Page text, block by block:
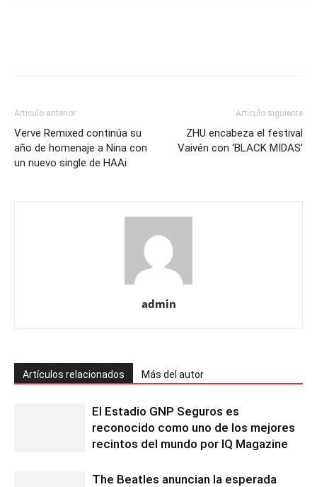
Artículo anterior
Verve Remixed continúa su
año de homenaje a Nina con
un nuevo single de HAAi
Artículo siguiente
ZHU encabeza el festival
Vaivén con ‘BLACK MIDAS’
admin
Artículos relacionados Más del autor
El Estadio GNP Seguros es
reconocido como uno de los mejores
recintos del mundo por IQ Magazine
The Beatles anuncian la esperada